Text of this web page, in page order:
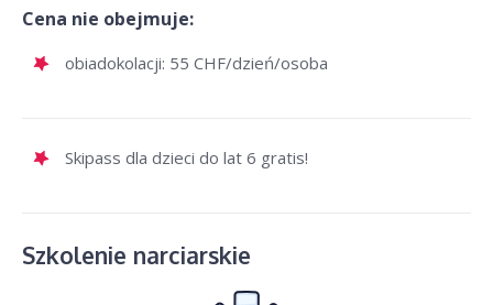
Cena nie obejmuje:
obiadokolacji: 55 CHF/dzień/osoba
Skipass dla dzieci do lat 6 gratis!
Szkolenie narciarskie